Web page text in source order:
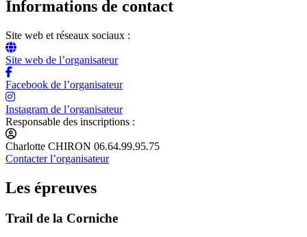
Informations de contact
Site web et réseaux sociaux :
Site web de l’organisateur
Facebook de l’organisateur
Instagram de l’organisateur
Responsable des inscriptions :
Charlotte CHIRON 06.64.99.95.75
Contacter l’organisateur
Les épreuves
Trail de la Corniche